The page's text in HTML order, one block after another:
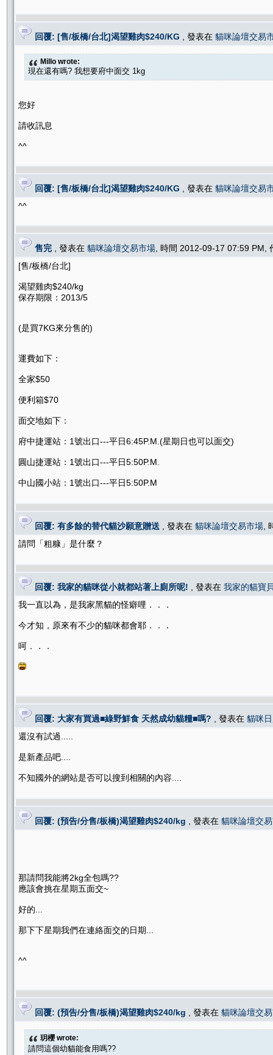
回覆: [售/板橋/台北]渴望雞肉$240/KG , 發表在 貓咪論壇交易
Millo wrote:
現在還有嗎? 我想要府中面交 1kg
您好
請收訊息
^^
回覆: [售/板橋/台北]渴望雞肉$240/KG , 發表在 貓咪論壇交易
^^
售完 , 發表在 貓咪論壇交易市場 , 時間 2012-09-17 07:59 PM,
[售/板橋/台北]
渴望雞肉$240/kg
保存期限：2013/5
(是買7KG來分售的)
運費如下：
全家$50
便利箱$70
面交地如下：
府中捷運站：1號出口---平日6:45P.M.(星期日也可以面交)
圓山捷運站：1號出口---平日5:50P.M.
中山國小站：1號出口---平日5:50P.M
回覆: 有多餘的替代貓沙願意贈送 , 發表在 貓咪論壇交易市場 ,
請問「粗糠」是什麼？
回覆: 我家的貓咪從小就都站著上廁所呢! , 發表在 我家的貓寶
我一直以為，是我家黑貓的怪癖哩．．．
今才知，原來有不少的貓咪都會耶．．．
呵．．．
回覆: 大家有買過■綠野鮮食 天然成幼貓糧■嗎? , 發表在 貓咪
還沒有試過.....
是新產品吧....
不知國外的網站是否可以搜到相關的內容....
回覆: (預告/分售/板橋)渴望雞肉$240/kg , 發表在 貓咪論壇交
那請問我能將2kg全包嗎??
應該會挑在星期五面交~
好的...
那下下星期我們在連絡面交的日期...
^^
回覆: (預告/分售/板橋)渴望雞肉$240/kg , 發表在 貓咪論壇交
玥櫻 wrote:
請問這個幼貓能食用嗎??